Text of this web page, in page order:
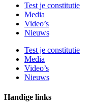
Test je constitutie
Media
Video’s
Nieuws
Test je constitutie
Media
Video’s
Nieuws
Handige links